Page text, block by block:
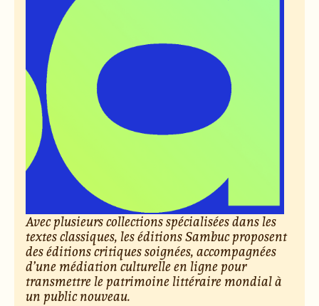
Avec plusieurs collections spécialisées dans les
textes classiques, les éditions Sambuc proposent
des éditions critiques soignées, accompagnées
d’une médiation culturelle en ligne pour
transmettre le patrimoine littéraire mondial à
un public nouveau.